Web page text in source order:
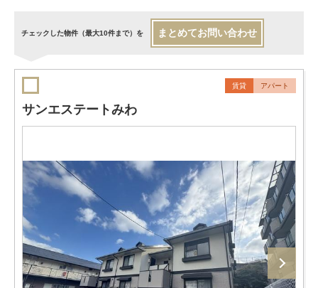
チェックした物件（最大10件まで）を まとめてお問い合わせ
賃貸 アパート
サンエステートみわ